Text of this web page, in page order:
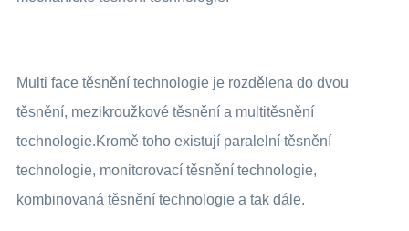
Multi face těsnění technologie je rozdělena do dvou
těsnění, mezikroužkové těsnění a multitěsnění
technologie.Kromě toho existují paralelní těsnění
technologie, monitorovací těsnění technologie,
kombinovaná těsnění technologie a tak dále.